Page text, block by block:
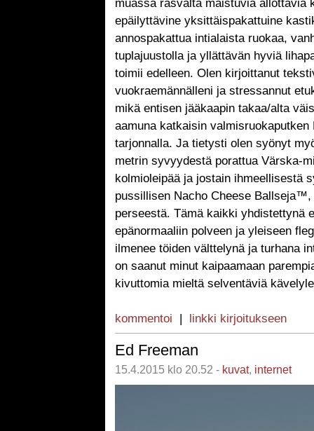
muassa rasvalta maistuvia ällöttäviä
epäilyttävine yksittäispakattuine
annospakattua intialaista ruokaa,
tuplajuustolla ja yllättävän hyviä
toimii edelleen. Olen kirjoittanut
vuokraemännälleni ja stressannut
mikä entisen jääkaapin takaa/alta
aamuna katkaisin
tarjonnalla. Ja tietysti olen syönyt
metrin syvyydestä porattua Värska-
kolmioleipää ja jostain ihmeellisestä
pussillisen Nacho Cheese
perseestä. Tämä kaikki yhdistettynä
epänormaaliin polveen ja yleiseen
ilmenee töiden välttelynä ja turhana
on saanut minut kaipaamaan
kivuttomia mieltä selventäviä
kommentoi | linkki kirjoitukseen
Ed Freeman
15.4.2015 klo 20.52 - kuvat, internet